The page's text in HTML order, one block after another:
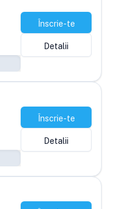
Înscrie-te
Detalii
Înscrie-te
Detalii